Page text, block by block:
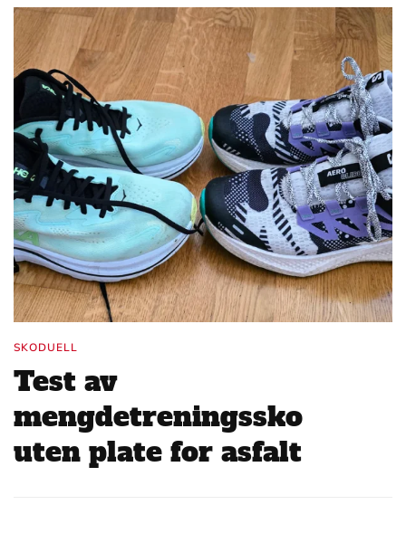
SKODUELL
Test av
mengdetreningssko
uten plate for asfalt